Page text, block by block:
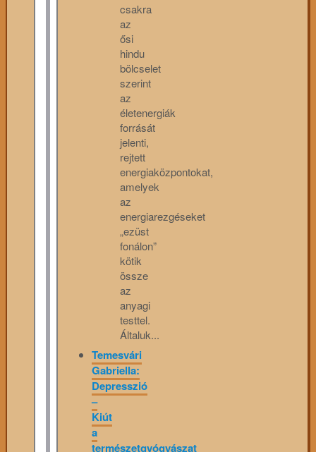
csakra
az
ősi
hindu
bölcselet
szerint
az
életenergiák
forrását
jelenti,
rejtett
energiaközpontokat,
amelyek
az
energiarezgéseket
„ezüst
fonálon”
kötik
össze
az
anyagi
testtel.
Általuk...
Temesvári
Gabriella:
Depresszió
–
Kiút
a
természetgyógyászat